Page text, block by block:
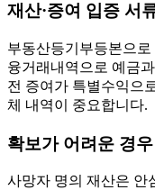
재산·증여 입증 서
부동산등기부등본으
융거래내역으로 예금
전 증여가 특별수익으
체 내역이 중요합니다.
확보가 어려운 경우
사망자 명의 재산은 안